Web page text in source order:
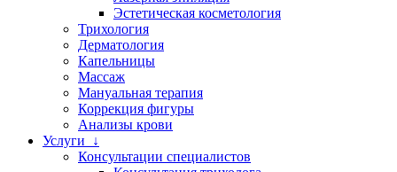
Эстетическая косметология
Трихология
Дерматология
Капельницы
Массаж
Мануальная терапия
Коррекция фигуры
Анализы крови
Услуги ↓
Консультации специалистов